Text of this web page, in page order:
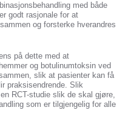
med både
godt rasjonale for at
og forsterke hverandres
på dette med at
og botulinumtoksin ved
slik at pasienter kan få
praksisendrende. Slik
RCT-studie slik de skal gjøre,
som er tilgjengelig for alle